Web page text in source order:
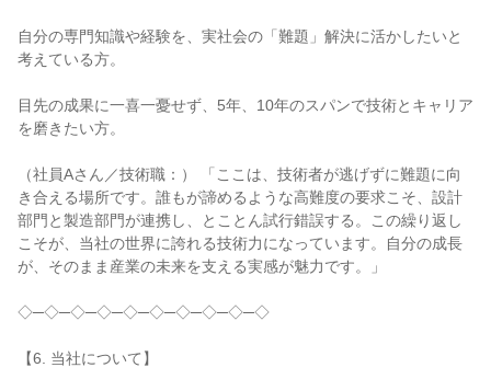
自分の専門知識や経験を、実社会の「難題」解決に活かしたいと
考えている方。
目先の成果に一喜一憂せず、5年、10年のスパンで技術とキャリア
を磨きたい方。
（社員Aさん／技術職：） 「ここは、技術者が逃げずに難題に向
き合える場所です。誰もが諦めるような高難度の要求こそ、設計
部門と製造部門が連携し、とことん試行錯誤する。この繰り返し
こそが、当社の世界に誇れる技術力になっています。自分の成長
が、そのまま産業の未来を支える実感が魅力です。」
◇─◇─◇─◇─◇─◇─◇─◇─◇─◇
【6. 当社について】